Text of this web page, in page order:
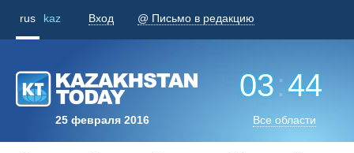
rus kaz Вход @ Письмо в редакцию
25 февраля 2016
03:44
Все области